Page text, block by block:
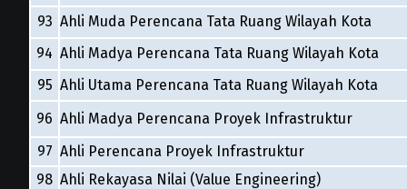
93 Ahli Muda Perencana Tata Ruang Wilayah Kota
94 Ahli Madya Perencana Tata Ruang Wilayah Kota
95 Ahli Utama Perencana Tata Ruang Wilayah Kota
96 Ahli Madya Perencana Proyek Infrastruktur
97 Ahli Perencana Proyek Infrastruktur
98 Ahli Rekayasa Nilai (Value Engineering)